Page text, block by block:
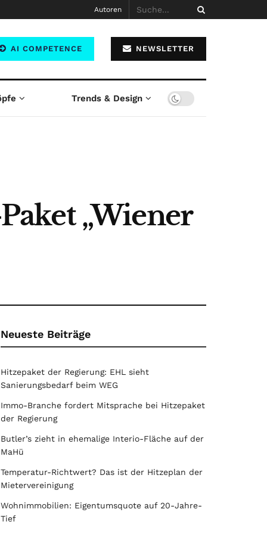
Autoren
AI COMPETENCE NEWSLETTER
Trends & Design
„Wiener
Neueste Beiträge
Hitzepaket der Regierung: EHL sieht
Sanierungsbedarf beim WEG
Immo-Branche fordert Mitsprache bei Hitzepaket
der Regierung
Butler’s zieht in ehemalige Interio-Fläche auf der
MaHü
Temperatur-Richtwert? Das ist der Hitzeplan der
Mietervereinigung
Wohnimmobilien: Eigentumsquote auf 20-Jahre-
Tief